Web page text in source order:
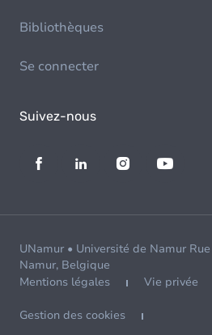
Bibliothèques
Se connecter
Suivez-nous
UNamur • Université de Namur
Namur, Belgique
Mentions légales
Vie privée
Gestion des cookies